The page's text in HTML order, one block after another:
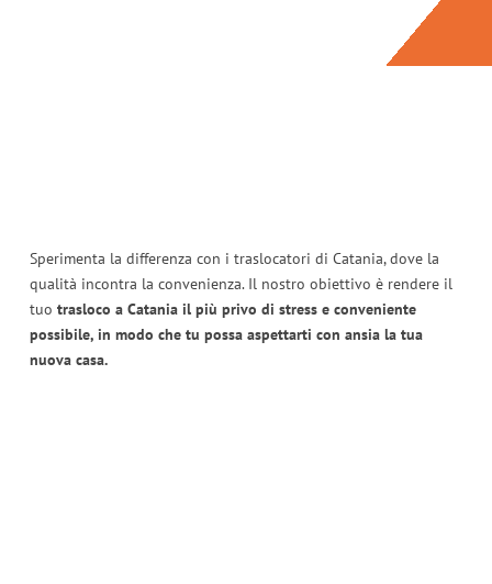
Sperimenta la differenza con i traslocatori di Catania, dove la
qualità incontra la convenienza. Il nostro obiettivo è rendere il
tuo trasloco a Catania il più privo di stress e conveniente
possibile, in modo che tu possa aspettarti con ansia la tua
nuova casa.